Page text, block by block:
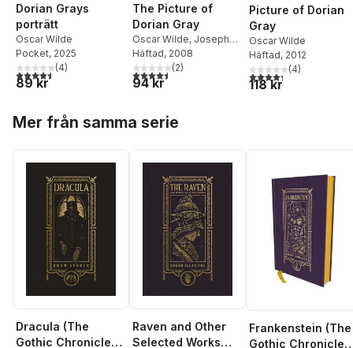
Dorian Grays
porträtt
Oscar Wilde
Pocket, 2025
4,5utav 5 stjärnor. Totalt antal röster:
(4)
89 kr
The Picture of
Dorian Gray
Oscar Wilde, Joseph
Bristow
Häftad, 2008
4,5utav 5 stjärnor. Totalt antal röster:
(2)
94 kr
Picture of Dorian
Gray
Oscar Wilde
Häftad, 2012
4,3utav 5 stjärnor.
(4)
118 kr
Mer från samma serie
Dracula (The
Gothic Chronicles
Raven and Other
Selected Works
Frankenstein (The
Gothic Chronicles